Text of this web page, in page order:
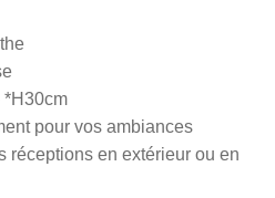
*H30cm
pour vos ambiances
réceptions en extérieur ou en